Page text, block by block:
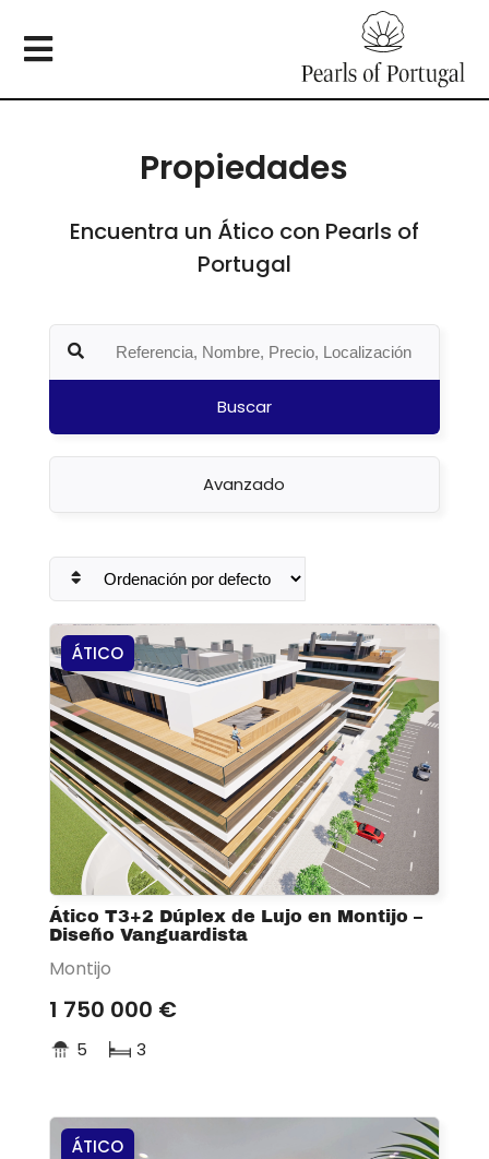
Propiedades
Encuentra un Ático con Pearls of
Portugal
Buscar
Avanzado
ÁTICO
Ático T3+2 Dúplex de Lujo en Montijo –
Diseño Vanguardista
Montijo
1 750 000 €
5 3
ÁTICO